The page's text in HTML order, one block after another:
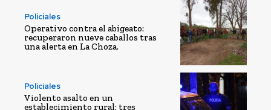
Policiales
Operativo contra el abigeato:
recuperaron nueve caballos tras
una alerta en La Choza.
Policiales
Violento asalto en un
establecimiento rural: tres